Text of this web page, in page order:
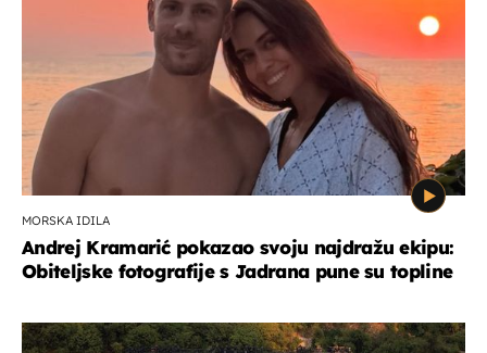
MORSKA IDILA
Andrej Kramarić pokazao svoju najdražu ekipu:
Obiteljske fotografije s Jadrana pune su topline